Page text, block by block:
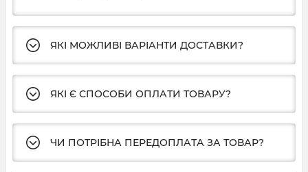
ЯКІ МОЖЛИВІ ВАРІАНТИ ДОСТАВКИ?
ЯКІ Є СПОСОБИ ОПЛАТИ ТОВАРУ?
ЧИ ПОТРІБНА ПЕРЕДОПЛАТА ЗА ТОВАР?